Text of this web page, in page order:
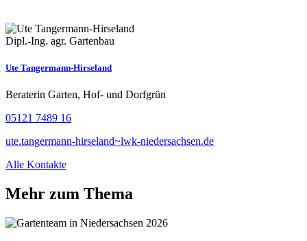
Dipl.-Ing. agr. Gartenbau
Ute Tangermann-Hirseland
Beraterin Garten, Hof- und Dorfgrün
05121 7489 16
ute.tangermann-hirseland~lwk-niedersachsen.de
Alle Kontakte
Mehr zum Thema